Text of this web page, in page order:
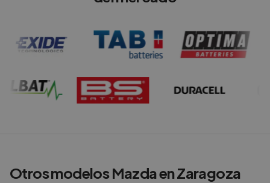
Otros modelosMazdaenZaragoza